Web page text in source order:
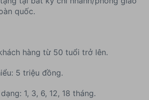
quốc.
hàng từ 50 tuổi trở lên.
5 triệu đồng.
1, 3, 6, 12, 18 tháng.